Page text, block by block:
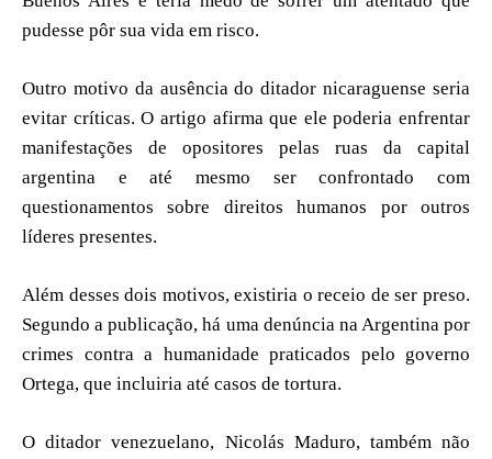
pudesse pôr sua vida em risco.
Outro motivo da ausência do ditador nicaraguense seria
evitar críticas. O artigo afirma que ele poderia enfrentar
manifestações de opositores pelas ruas da capital
argentina e até mesmo ser confrontado com
questionamentos sobre direitos humanos por outros
líderes presentes.
Além desses dois motivos, existiria o receio de ser preso.
Segundo a publicação, há uma denúncia na Argentina por
crimes contra a humanidade praticados pelo governo
Ortega, que incluiria até casos de tortura.
O ditador venezuelano, Nicolás Maduro, também não